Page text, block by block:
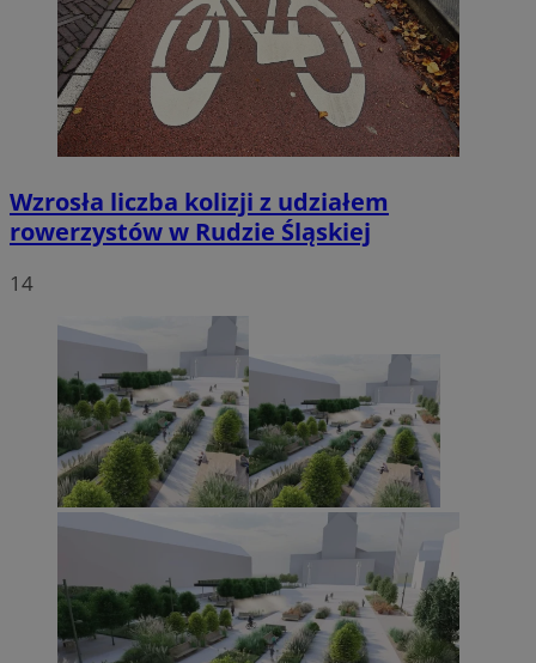
Wzrosła liczba kolizji z udziałem
rowerzystów w Rudzie Śląskiej
14